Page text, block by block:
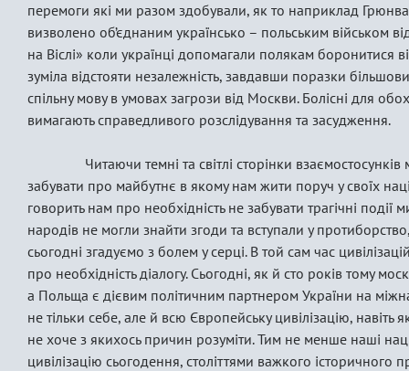
перемоги які ми разом здобували, як то наприклад
визволено об’єднаним українсько – польським військом
на Віслі» коли українці допомагали полякам боронитися
зуміла відстояти незалежність, завдавши поразки
спільну мову в умовах загрози від Москви. Болісні для
вимагають справедливого розслідування та засудження.
Читаючи темні та світлі сторінки
забувати про майбутнє в якому нам жити поруч у своїх
говорить нам про необхідність не забувати трагічні
народів не могли знайти згоди та вступали у
сьогодні згадуємо з болем у серці. В той сам час
про необхідність діалогу. Сьогодні, як й сто років тому
а Польща є дієвим політичним партнером України на
не тільки себе, але й всю Європейську цивілізацію,
не хоче з якихось причин розуміти. Тим не менше наші
цивілізацію сьогодення, століттями важкого історичного